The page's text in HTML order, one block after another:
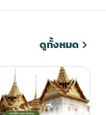
ดูทั้งหมด